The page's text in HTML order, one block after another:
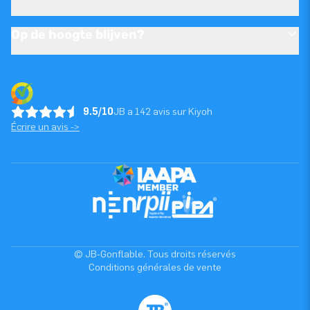
9.5/10JB a 142 avis sur Kiyoh
Écrire un avis ->
© JB-Gonflable. Tous droits réservés
Conditions générales de vente